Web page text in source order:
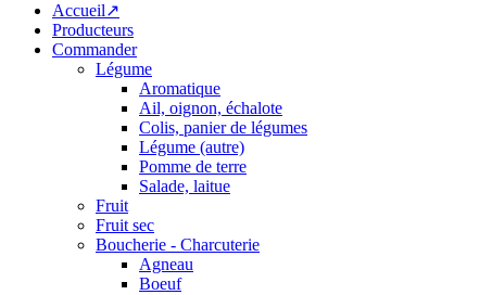
Accueil↗
Producteurs
Commander
Légume
Aromatique
Ail, oignon, échalote
Colis, panier de légumes
Légume (autre)
Pomme de terre
Salade, laitue
Fruit
Fruit sec
Boucherie - Charcuterie
Agneau
Boeuf